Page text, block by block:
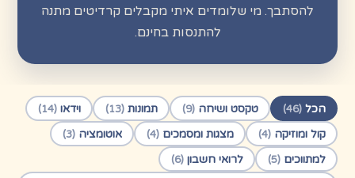
להסתבך. מי שלומדים איתי מקבלים קרדיטים מתנה
להתנסות בחינם.
הכל (46) טקסט ושיחה (9) תמונות (13) וידאו (14)
קול ומוזיקה (4) מצגות ומסמכים (4) אוטומציה (3)
למתווכים (5) לרואי חשבון (6)